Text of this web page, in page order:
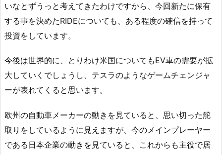
いなとずうっと考えてきたわけですから、今回新たに保有
する事を決めたRIDEについても、ある程度の確信を持って
投資をしています。
今後は世界的に、とりわけ米国についてもEV車の需要が拡
大していくでしょうし、テスラのようなゲームチェンジャ
ーが表れてくると思います。
欧州の自動車メーカーの動きを見ていると、思い切った舵
取りをしているように見えますが、今のメインプレーヤー
である日本企業の動きを見ていると、これからも主役で居